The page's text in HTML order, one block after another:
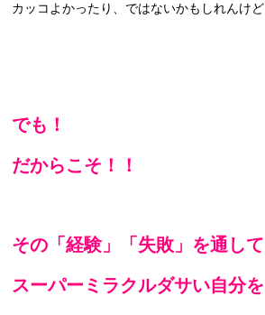
カッコよかったり、ではないかもしれんけど
でも！
だからこそ！！
その「経験」「 失敗」を通して
スーパーミラクルダサい自分を